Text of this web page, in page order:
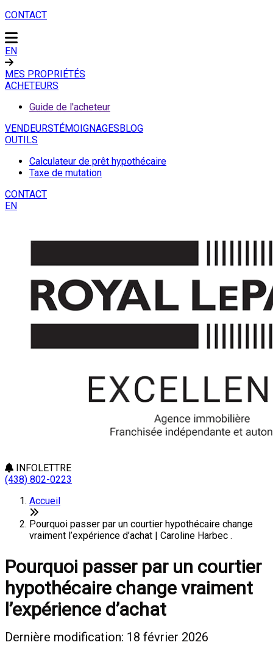
CONTACT
EN
MES PROPRIÉTÉS
ACHETEURS
Guide de l'acheteur
VENDEURSTÉMOIGNAGESBLOG
OUTILS
Calculateur de prêt hypothécaire
Taxe de mutation
CONTACT
EN
INFOLETTRE
(438) 802-0223
Accueil
Pourquoi passer par un courtier hypothécaire change
vraiment l’expérience d’achat | Caroline Harbec .
Pourquoi passer par un courtier
hypothécaire change vraiment
l’expérience d’achat
Dernière modification: 18 février 2026